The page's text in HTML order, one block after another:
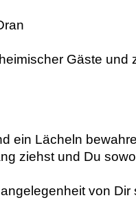
Gäste und
ein Lächeln
ziehst und Du
von Dir